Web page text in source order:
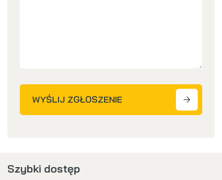
WYŚLIJ ZGŁOSZENIE
Szybki dostęp